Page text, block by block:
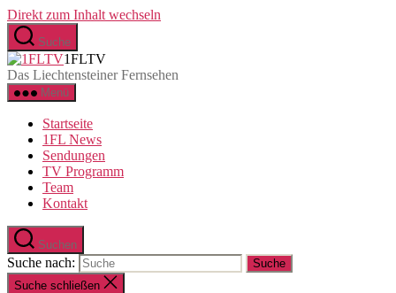
Direkt zum Inhalt wechseln
Suche
1FLTV
Das Liechtensteiner Fernsehen
Menü
Startseite
1FL News
Sendungen
TV Programm
Team
Kontakt
Suchen
Suche nach:
Suche schließen